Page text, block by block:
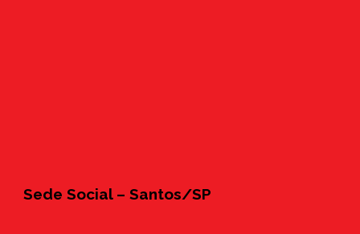
Sede Social – Santos/SP